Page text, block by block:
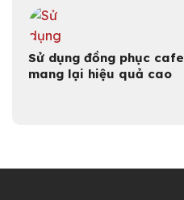
Sử dụng đồng phục
mang lại hiệu quả cao